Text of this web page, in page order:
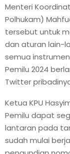
Menteri
Polhukam)
tersebut untuk
dan aturan lain-
semua
Pemilu 2024
Twitter
Ketua KPU
Pemilu dapat
lantaran pada
sudah mulai